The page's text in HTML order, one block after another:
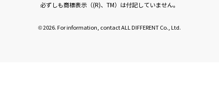
必ずしも商標表示（(R)、TM）は付記していません。
©2026. For information, contact ALL DIFFERENT Co., Ltd.